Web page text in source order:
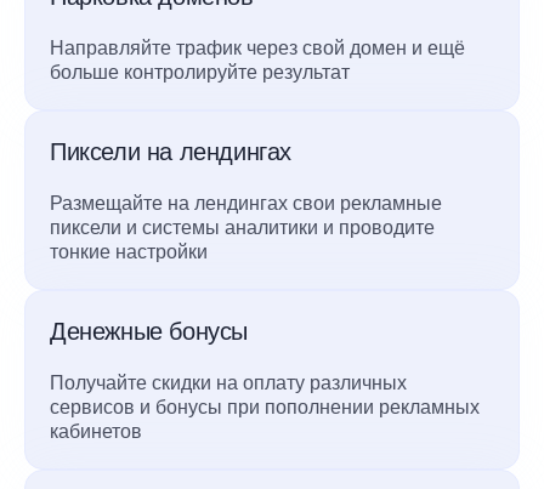
Направляйте трафик через свой домен и ещё
больше контролируйте результат
Пиксели на лендингах
Размещайте на лендингах свои рекламные
пиксели и системы аналитики и проводите
тонкие настройки
Денежные бонусы
Получайте скидки на оплату различных
сервисов и бонусы при пополнении рекламных
кабинетов